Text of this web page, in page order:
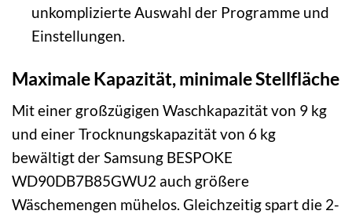
unkomplizierte Auswahl der Programme und
Einstellungen.
Maximale Kapazität, minimale Stellfläche
Mit einer großzügigen Waschkapazität von 9 kg
und einer Trocknungskapazität von 6 kg
bewältigt der Samsung BESPOKE
WD90DB7B85GWU2 auch größere
Wäschemengen mühelos. Gleichzeitig spart die 2-